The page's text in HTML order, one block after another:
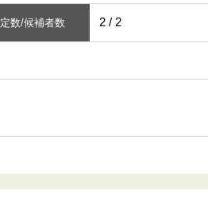
定数/候補者数 2 / 2